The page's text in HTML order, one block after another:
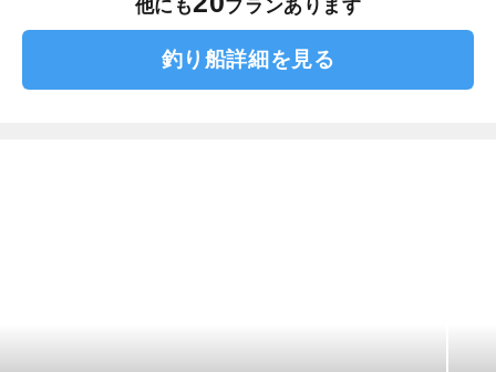
他にも プランあります
釣り船詳細を見る